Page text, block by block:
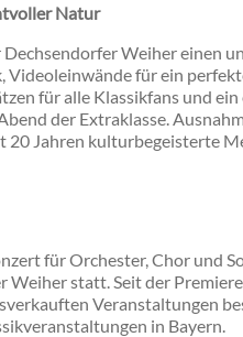
Natur
Dechsendorfer Weiher einen
Videoleinwände für ein
für alle Klassikfans und
der Extraklasse.
Jahren kulturbegeisterte
für Orchester, Chor
statt. Seit der
Veranstaltungen
in Bayern.